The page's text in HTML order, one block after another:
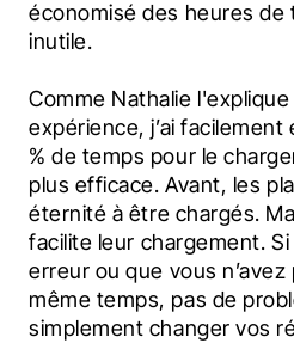
économisé des heures de
inutile.
Comme Nathalie l'explique
expérience, j’ai
% de temps pour le
plus efficace. Avant, les
éternité à être chargés.
facilite leur chargement.
erreur ou que vous
même temps, pas de
simplement changer vos